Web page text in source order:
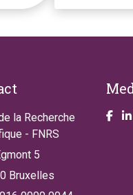
la Recherche
- FNRS
5
Bruxelles